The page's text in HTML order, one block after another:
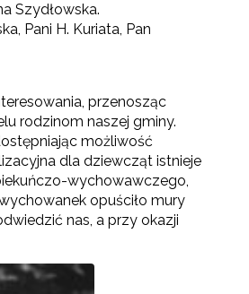
Szydłowska.
Pani H. Kuriata, Pan
przenosząc
rodzinom naszej gminy.
możliwość
dla dziewcząt istnieje
wychowawczego,
opuściło mury
nas, a przy okazji